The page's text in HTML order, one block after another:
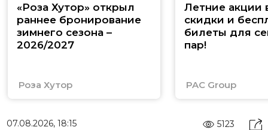
«Роза Хутор» открыл
раннее бронирование
зимнего сезона –
2026/2027
Роза Хутор
Летние акции
скидки и
билеты для
пар!
PAC Group
07.08.2026, 18:15 5123